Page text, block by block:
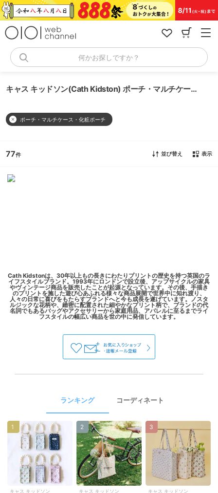
コ
ン
何かお探しですか？
キャス キッドソン(Cath Kidston) ポーチ・マルチケース・化粧ポーチ
ポーチ・マルチケース・化粧ポーチ
77 並び替え 表示
Cath Kidstonは、30年以上もの長きにわたりプリントの歴史を持つ英国のラ
イフスタイルブランド。1993年にロンドンで設立後、アップサイクルの家具
やヴィンテージ商品を販売したことが起源となっています。その後、手描き
のプリントを施した遊び心あふれる様々な商品展開で世界中に知れ渡り、
人々の日常に喜びをもたらすブランドへと今も成長を遂げています。ノスタ
ルジックな花柄や、緻密に配置された細やかなプリント柄で、ブランドの代
名詞でもあるバッグやアクセサリーから家庭用品、アパレルに至るまでライ
ランキング コーディネート
キャス キッドソン
1
キャス キッドソン
2
キャス キッドソン
3